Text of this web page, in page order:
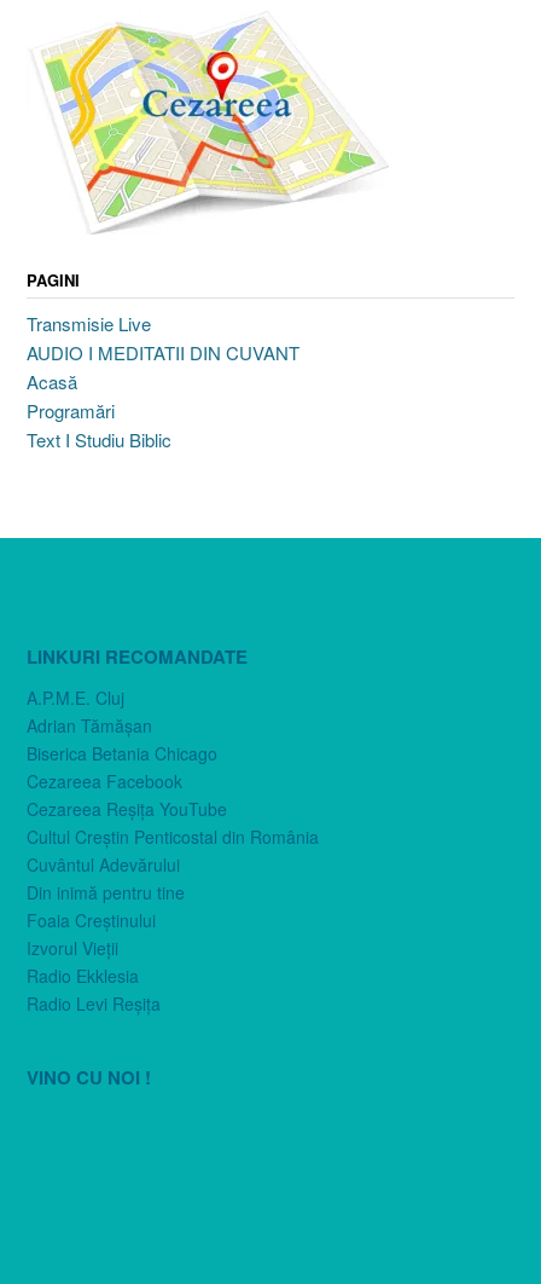
PAGINI
Transmisie Live
AUDIO I MEDITATII DIN CUVANT
Acasă
Programări
Text I Studiu Biblic
LINKURI RECOMANDATE
A.P.M.E. Cluj
Adrian Tămăşan
Biserica Betania Chicago
Cezareea Facebook
Cezareea Reşiţa YouTube
Cultul Creştin Penticostal din România
Cuvântul Adevărului
Din inimă pentru tine
Foaia Creştinului
Izvorul Vieţii
Radio Ekklesia
Radio Levi Reşiţa
VINO CU NOI !